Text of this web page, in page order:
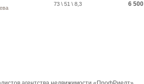
73 \ 51 \ 8,3 6 500